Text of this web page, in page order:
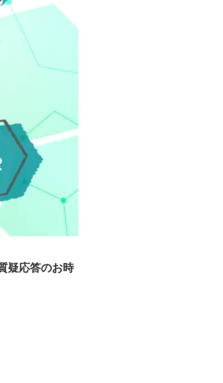
疑応答のお時